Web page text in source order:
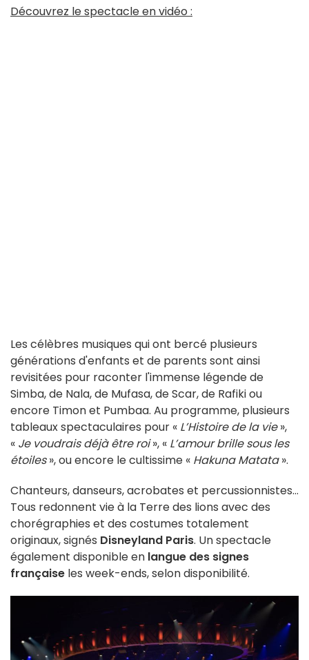
Découvrez le spectacle en vidéo :
Les célèbres musiques qui ont bercé plusieurs
générations d'enfants et de parents sont ainsi
revisitées pour raconter l'immense légende de
Simba, de Nala, de Mufasa, de Scar, de Rafiki ou
encore Timon et Pumbaa. Au programme, plusieurs
tableaux spectaculaires pour « L’Histoire de la vie»,
« Je voudrais déjà être roi», « L’amour brille sous les
étoiles», ou encore le cultissime « Hakuna Matata».
Chanteurs, danseurs, acrobates et percussionnistes...
Tous redonnent vie à la Terre des lions avec des
chorégraphies et des costumes totalement
originaux, signés Disneyland Paris. Un spectacle
également disponible en langue des signes
française les week-ends, selon disponibilité.